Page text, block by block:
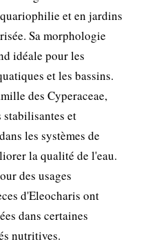
et en jardins
Sa morphologie
idéale pour les
et les bassins.
des Cyperaceae,
stabilisantes et
les systèmes de
la qualité de l'eau.
des usages
d'Eleocharis ont
dans certaines
nutritives.